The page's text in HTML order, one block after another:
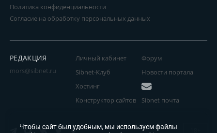
Политика конфиденциальности
Согласие на обработку персональных данных
РЕДАКЦИЯ
mors@sibnet.ru
Личный кабинет
Sibnet-Клуб
Форум
Новости портала
Хостинг
Конструктор сайтов
Sibnet почта
Чтобы сайт был удобным, мы используем файлы